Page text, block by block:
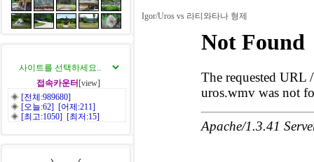
접속카운터 [view]
◈ [전체:989680]
◈ [오늘:62] [어제:211]
◈ [최고:1050] [최저:15]
Igor/Uros vs 라티와타나 형제